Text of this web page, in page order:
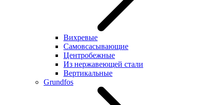
Вихревые
Самовсасывающие
Центробежные
Из нержавеющей стали
Вертикальные
Grundfos